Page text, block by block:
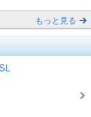
もっと見る